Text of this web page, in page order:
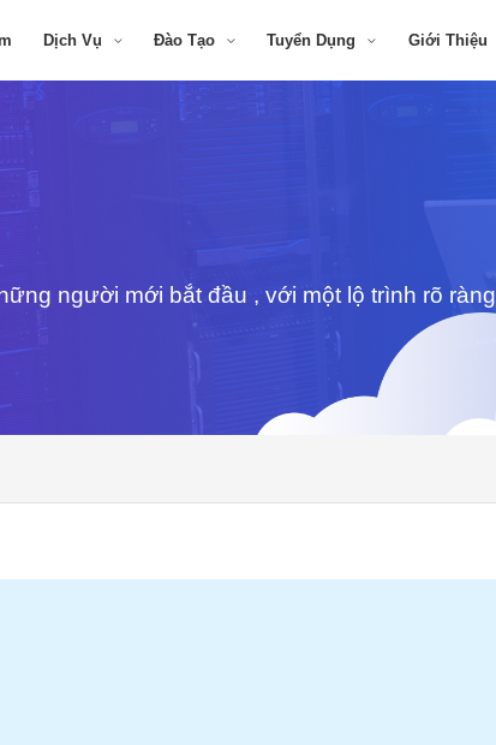
Dịch Vụ Đào Tạo Tuyển Dụng Giới Thiệu
người mới bắt đầu , với một lộ trình rõ ràng